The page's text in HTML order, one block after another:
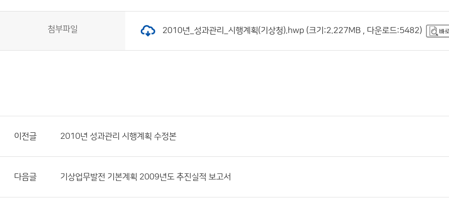
첨부파일 2010년_성과관리_시행계획(기상청).hwp (크기:2.227MB , 다운로드:5482)
이전글 2010년 성과관리 시행계획 수정본
다음글 기상업무발전 기본계획 2009년도 추진실적 보고서